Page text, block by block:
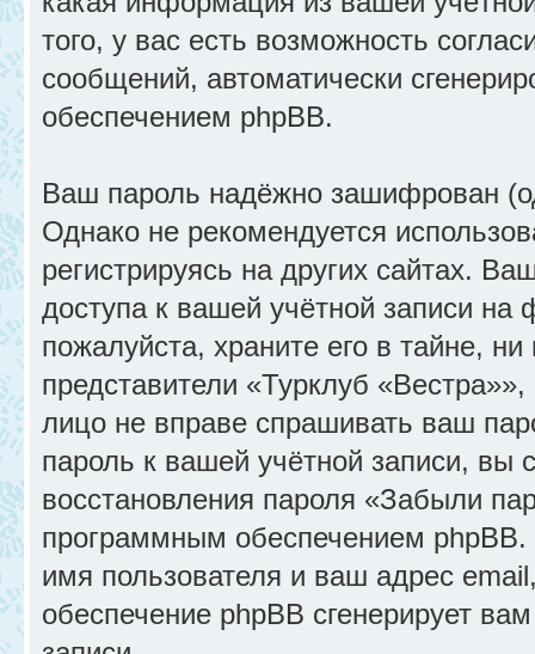
того, у вас есть возможность
сообщений, автоматически
обеспечением phpBB.
Ваш пароль надёжно зашифрован
Однако не рекомендуется
регистрируясь на других сайтах.
доступа к вашей учётной записи
пожалуйста, храните его в тайне,
представители «Турклуб
лицо не вправе спрашивать ваш
пароль к вашей учётной записи, вы
восстановления пароля «Забыли
программным обеспечением
имя пользователя и ваш адрес
обеспечение phpBB сгенерирует